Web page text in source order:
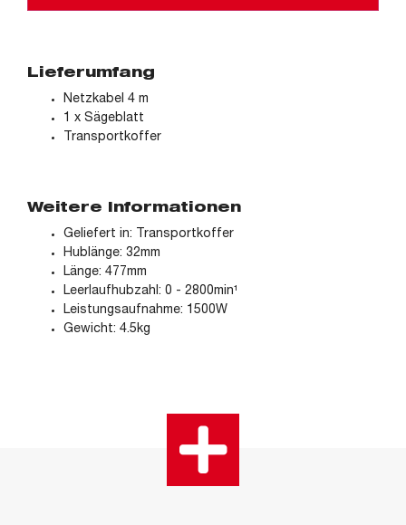
Lieferumfang
Netzkabel 4 m
1 x Sägeblatt
Transportkoffer
Weitere Informationen
Geliefert in: Transportkoffer
Hublänge: 32mm
Länge: 477mm
Leerlaufhubzahl: 0 - 2800min¹
Leistungsaufnahme: 1500W
Gewicht: 4.5kg